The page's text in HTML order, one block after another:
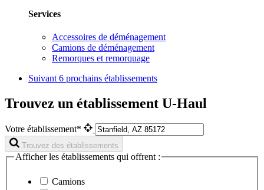
Services
Accessoires de déménagement
Camions de déménagement
Remorques et remorquage
Suivant 6 prochains établissements
Trouvez un établissement U-Haul
Votre établissement*
Trouvez des établissements
Afficher les établissements qui offrent :
Camions